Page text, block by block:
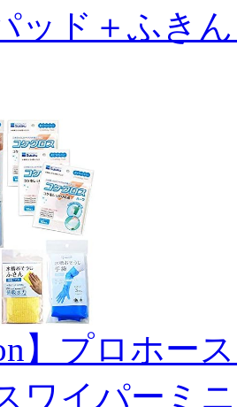
ッド＋ふき
】プロホー
ワイパーミ